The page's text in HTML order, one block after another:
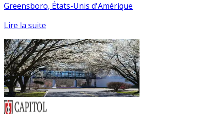
Greensboro, États-Unis d'Amérique
Lire la suite